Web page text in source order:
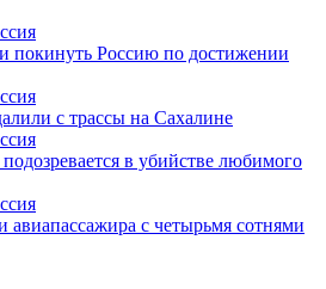
покинуть Россию по достижении
с трассы на Сахалине
в убийстве любимого
авиапассажира с четырьмя сотнями